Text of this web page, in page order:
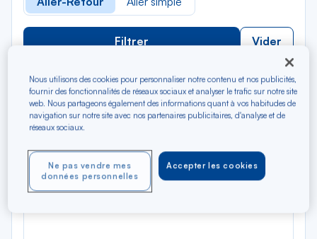
Filtrer Vider
Précédent
AOÛ 2026
N/A*
Aller / Retour — Économique Aller
Suivant
Nous utilisons des cookies pour personnaliser notre contenu et nos publicités,
fournir des fonctionnalités de réseaux sociaux et analyser le trafic sur notre site
web. Nous partageons également des informations quant à vos habitudes de
navigation sur notre site avec nos partenaires publicitaires, d'analyse et de
réseaux sociaux.
Accepter les cookies
Ne pas vendre mes
données personnelles